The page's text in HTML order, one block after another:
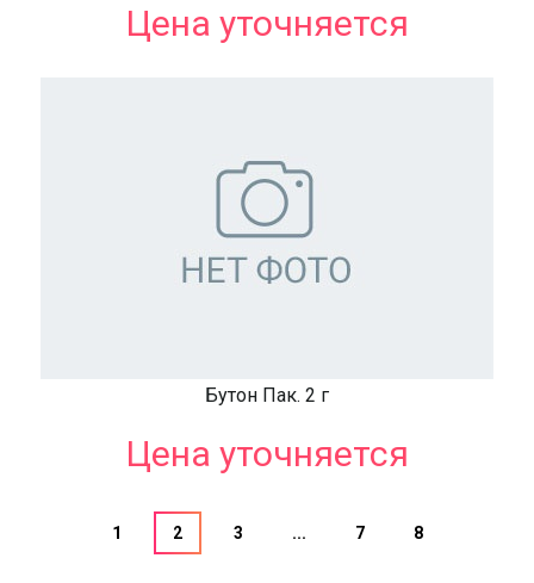
Цена уточняется
Бутон Пак. 2 г
Цена уточняется
1 2 3 ... 7 8